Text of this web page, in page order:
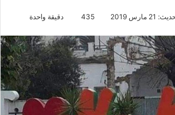
مارس 2019 435 دقيقة واحدة